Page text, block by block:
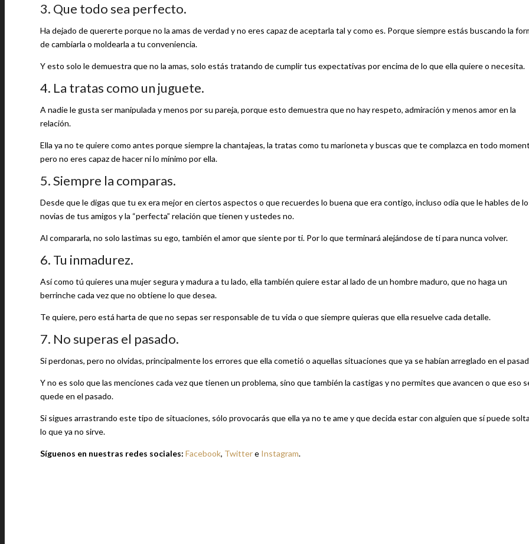
3. Que todo sea perfecto.
Ha dejado de quererte porque no la amas de verdad y no eres capaz de aceptarla tal y como es. Porque siempre estás buscando la
de cambiarla o moldearla a tu conveniencia.
Y esto solo le demuestra que no la amas, solo estás tratando de cumplir tus expectativas por encima de lo que ella quiere o necesita.
4. La tratas como un juguete.
A nadie le gusta ser manipulada y menos por su pareja, porque esto demuestra que no hay respeto, admiración y menos amor en la
relación.
Ella ya no te quiere como antes porque siempre la chantajeas, la tratas como tu marioneta y buscas que te complazca en todo
pero no eres capaz de hacer ni lo mínimo por ella.
5. Siempre la comparas.
Desde que le digas que tu ex era mejor en ciertos aspectos o que recuerdes lo buena que era contigo, incluso odia que le hables de
novias de tus amigos y la “perfecta” relación que tienen y ustedes no.
Al compararla, no solo lastimas su ego, también el amor que siente por ti. Por lo que terminará alejándose de ti para nunca volver.
6. Tu inmadurez.
Así como tú quieres una mujer segura y madura a tu lado, ella también quiere estar al lado de un hombre maduro, que no haga un
berrinche cada vez que no obtiene lo que desea.
Te quiere, pero está harta de que no sepas ser responsable de tu vida o que siempre quieras que ella resuelve cada detalle.
7. No superas el pasado.
Si perdonas, pero no olvidas, principalmente los errores que ella cometió o aquellas situaciones que ya se habían arreglado en el
Y no es solo que las menciones cada vez que tienen un problema, sino que también la castigas y no permites que avancen o que eso
quede en el pasado.
Si sigues arrastrando este tipo de situaciones, sólo provocarás que ella ya no te ame y que decida estar con alguien que sí puede
lo que ya no sirve.
Síguenos en nuestras redes sociales: Facebook, Twittere Instagram.